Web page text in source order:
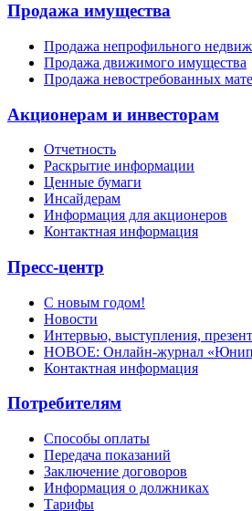
Продажа имущества
Продажа непрофильного
Продажа движимого имущества
Продажа невостребованных
Акционерам и инвесторам
Отчетность
Раскрытие информации
Ценные бумаги
Инсайдерам
Информация для акционеров
Контактная информация
Пресс-центр
С новым годом!
Новости
Интервью, выступления,
НОВОЕ: Онлайн-журнал
Контактная информация
Потребителям
Способы оплаты
Передача показаний
Заключение договоров
Информация о должниках
Тарифы